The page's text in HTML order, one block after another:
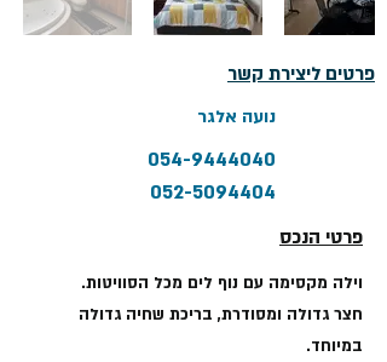
פרטים ליצירת קשר
נועה אלגר
054-9444040
052-5094404
פרטי הנכס
וילה מקסימה עם נוף לים מכל הסוויטות.
חצר גדולה ומסודרת, בריכת שחיה גדולה
במיוחד.